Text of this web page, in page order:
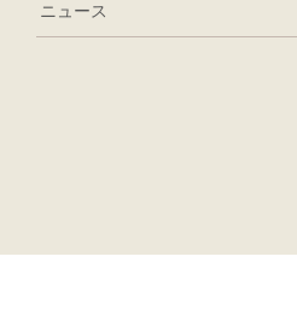
ニュース